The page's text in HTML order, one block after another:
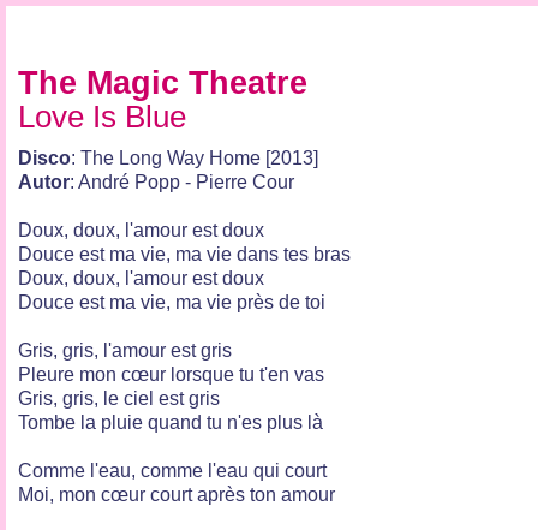
The Magic Theatre
Love Is Blue
Disco: The Long Way Home [2013]
Autor: André Popp - Pierre Cour
Doux, doux, l'amour est doux
Douce est ma vie, ma vie dans tes bras
Doux, doux, l'amour est doux
Douce est ma vie, ma vie près de toi
Gris, gris, l'amour est gris
Pleure mon cœur lorsque tu t'en vas
Gris, gris, le ciel est gris
Tombe la pluie quand tu n'es plus là
Comme l'eau, comme l'eau qui court
Moi, mon cœur court après ton amour